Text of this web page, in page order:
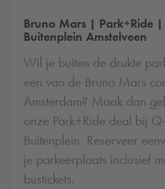
Bruno Mars | Park+Ride |
Buitenplein Amstelveen
Wil je buiten de drukte
een van de Bruno Mars
Amsterdam? Maak dan
onze Park+Ride deal bij
Buitenplein. Reserveer
je parkeerplaats inclusief
bustickets.